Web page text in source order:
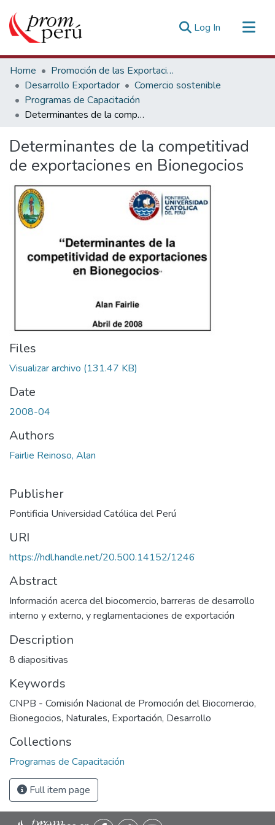
Log In (current)
Communities & Collections
All of DSpace
Statistics
Estadísticas Externas
Home
Promoción de las Exportaciones
Desarrollo Exportador
Comercio sostenible
Programas de Capacitación
Determinantes de la competitivad de exportaciones en Bionegocios
Determinantes de la competitivad
de exportaciones en Bionegocios
Files
Visualizar archivo (131.47 KB)
Date
2008-04
Authors
Fairlie Reinoso, Alan
Publisher
Pontificia Universidad Católica del Perú
URI
https://hdl.handle.net/20.500.14152/1246
Abstract
Información acerca del biocomercio, barreras de desarrollo
interno y externo, y reglamentaciones de exportación
Description
8 diapositivas
Keywords
CNPB - Comisión Nacional de Promoción del Biocomercio,
Bionegocios, Naturales, Exportación, Desarrollo
Collections
Programas de Capacitación
Full item page